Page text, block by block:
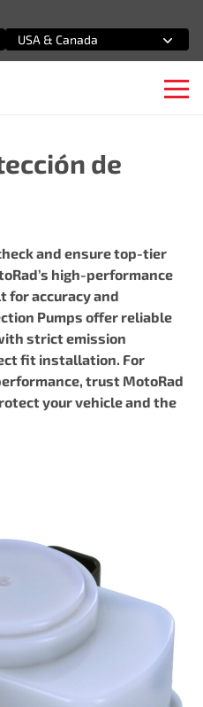
USA & Canada
de
and ensure top-tier
high-performance
for accuracy and
Pumps offer reliable
strict emission
fit installation. For
trust MotoRad
your vehicle and the